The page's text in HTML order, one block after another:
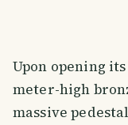
Upon opening
meter-high
massive